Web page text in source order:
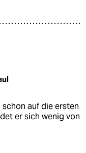
auf die ersten
er sich wenig von